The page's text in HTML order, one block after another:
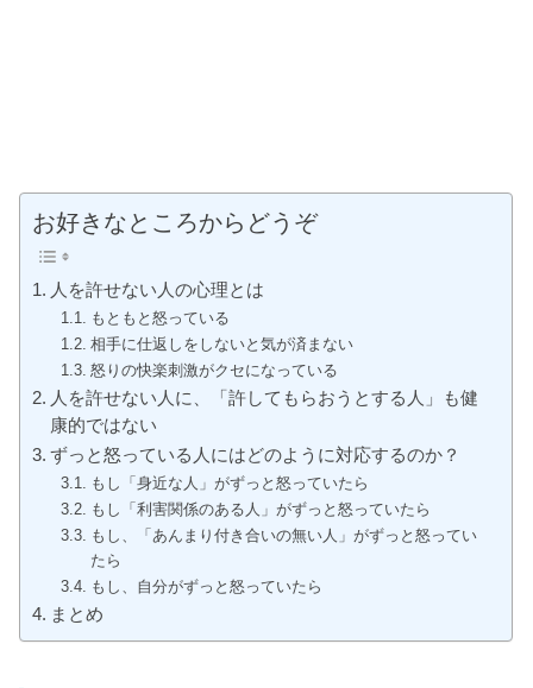
お好きなところからどうぞ
人を許せない人の心理とは
もともと怒っている
相手に仕返しをしないと気が済まない
怒りの快楽刺激がクセになっている
人を許せない人に、「許してもらおうとする人」も健
康的ではない
ずっと怒っている人にはどのように対応するのか？
もし「身近な人」がずっと怒っていたら
もし「利害関係のある人」がずっと怒っていたら
もし、「あんまり付き合いの無い人」がずっと怒ってい
たら
もし、自分がずっと怒っていたら
まとめ